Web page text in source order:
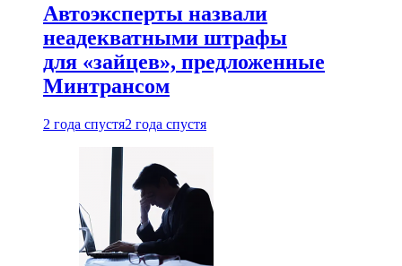
Автоэксперты назвали
неадекватными штрафы
для «зайцев», предложенные
Минтрансом
2 года спустя2 года спустя